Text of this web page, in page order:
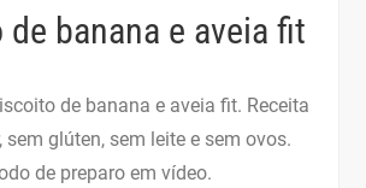
banana e aveia fit
de banana e aveia fit. Receita
sem glúten, sem leite e sem ovos.
de preparo em vídeo.